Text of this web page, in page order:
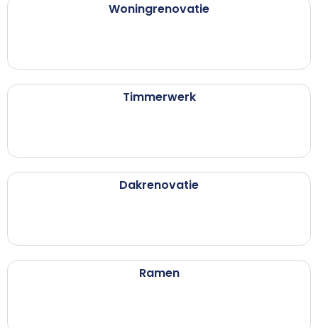
Woningrenovatie
Timmerwerk
Dakrenovatie
Ramen